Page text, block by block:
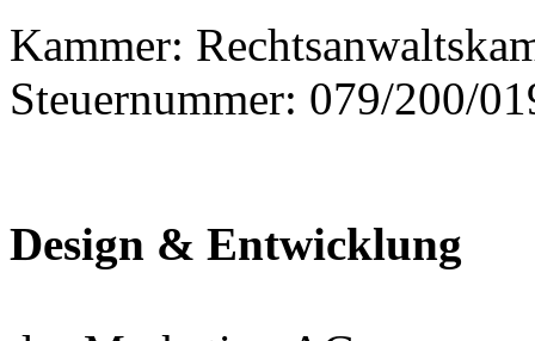
Kammer:
Steuernummer: 079/200/
Design & Entwicklung